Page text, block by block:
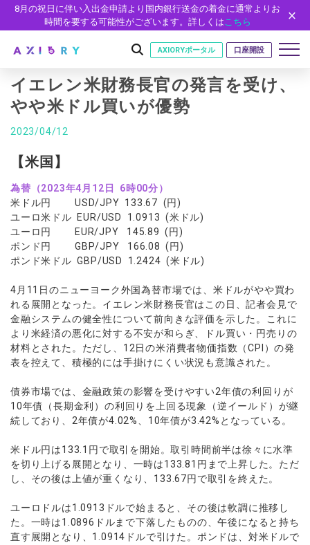
8月の祝日に伴い入出金申請より国内銀行送金の着金に通常よりお
時間を要する可能性がございます。詳しくはこちら
はじめに
ライセンス
安全性
取引
取引商品
FX（通貨ペア）
現物株式
ETF
株式CFD
株価指数CFD
エネルギーCFD
貴金属CFD
ソフトコモディティCFD
NEW
バトルCFD
取引条件
スプレッド・手数料
ゼロカットとロスカット
スワップとロールオーバー
入出金方法
レバレッジ
約定率
取引時間
取引計算シミュレーター
注文執行ポリシー
経済指標・予測カレンダー
休眠口座と凍結口座
口座
口座の種類
口座タイプ
法人のお客様
デモ口座
ウォレット口座
NEW
口座開設
口座開設フォーム
必要書類
プラットフォーム
プラットフォーム
MT5
cTrader
AXIORYアプリ
AXIORYポータル
ツール
MT4/MT5 ヒストリカルデータ
カスタムインジケーター
日本時間表示インジケータ
ストライク インジケータ
MQLシグナル
NEW
パートナー
パートナーシップ・プログラム
イントロデュース・パートナープログラム（IP）
特別・VIPプログラム
NEW
ニュース
ニュースリリース
お知らせ
マーケットニュース
コーポレートニュース
トレードガイド
NEW
会社概要
企業情報
会社概要
役員紹介
お問合せ
よくあるご質問
عربى
English
Русский
ไทย
Tiếng Việt
デモ口座を開設する
AXIORYポータル 口座開設
イエレン米財務長官の発言を受け、
やや米ドル買いが優勢
2023/04/12
【米国】
為替（2023年4月12日 6時00分）
米ドル円 USD/JPY 133.67 (円)
ユーロ米ドル EUR/USD 1.0913 (米ドル)
ユーロ円 EUR/JPY 145.89 (円)
ポンド円 GBP/JPY 166.08 (円)
ポンド米ドル GBP/USD 1.2424 (米ドル)
4月11日のニューヨーク外国為替市場では、米ドルがやや買わ
れる展開となった。イエレン米財務長官はこの日、記者会見で
金融システムの健全性について前向きな評価を示した。これに
より米経済の悪化に対する不安が和らぎ、ドル買い・円売りの
材料とされた。ただし、12日の米消費者物価指数（CPI）の発
表を控えて、積極的には手掛けにくい状況も意識された。
債券市場では、金融政策の影響を受けやすい2年債の利回りが
10年債（長期金利）の利回りを上回る現象（逆イールド）が継
続しており、2年債が4.02%、10年債が3.42%となっている。
米ドル円は133.1円で取引を開始。取引時間前半は徐々に水準
を切り上げる展開となり、一時は133.81円まで上昇した。ただ
し、その後は上値が重くなり、133.67円で取引を終えた。
ユーロドルは1.0913ドルで始まると、その後は軟調に推移し
た。一時は1.0896ドルまで下落したものの、午後になると持ち
直す展開となり、1.0914ドルで引けた。ポンドは、対米ドルで